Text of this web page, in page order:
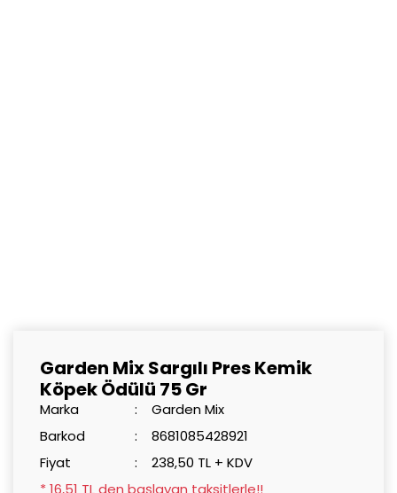
Garden Mix Sargılı Pres Kemik
Köpek Ödülü 75 Gr
Marka
Garden Mix
Barkod
8681085428921
Fiyat
238,50 TL + KDV
* 16,51 TL den başlayan taksitlerle!!